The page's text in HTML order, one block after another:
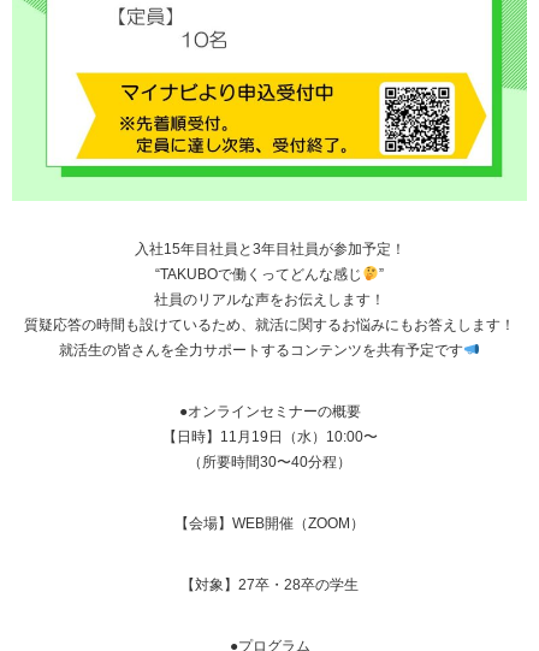
入社15年目社員と3年目社員が参加予定！
“TAKUBOで働くってどんな感じ
”
社員のリアルな声をお伝えします！
質疑応答の時間も設けているため、就活に関するお悩みにもお答えします！
就活生の皆さんを全力サポートするコンテンツを共有予定です
●オンラインセミナーの概要
【日時】11月19日（水）10:00〜
（所要時間30〜40分程）
【会場】WEB開催（ZOOM）
【対象】27卒・28卒の学生
●プログラム